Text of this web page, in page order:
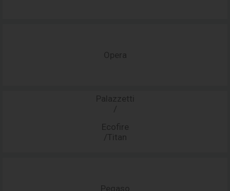
Opera
Palazzetti
/
Ecofire
/Titan
Pegaso